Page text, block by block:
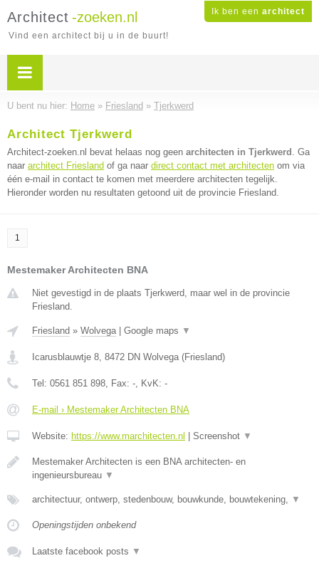
Ik ben een architect
Architect -zoeken.nl
Vind een architect bij u in de buurt!
U bent nu hier: Home » Friesland » Tjerkwerd
Architect Tjerkwerd
Architect-zoeken.nl bevat helaas nog geen architecten in Tjerkwerd . Ga
naar architect Friesland of ga naar direct contact met architecten om via
één e-mail in contact te komen met meerdere architecten tegelijk.
Hieronder worden nu resultaten getoond uit de provincie Friesland.
1
Mestemaker Architecten BNA
Niet gevestigd in de plaats Tjerkwerd, maar wel in de provincie
Friesland.
Friesland » Wolvega| Google maps ▼
Icarusblauwtje 8, 8472 DN Wolvega(Friesland)
Tel: 0561 851 898, Fax: -, KvK: -
E-mail › Mestemaker Architecten BNA
Website: https://www.marchitecten.nl Screenshot ▼
Mestemaker Architecten is een BNA architecten- en
ingenieursbureau ▼
architectuur, ontwerp, stedenbouw, bouwkunde, bouwtekening, ▼
Openingstijden onbekend
Laatste facebook posts ▼